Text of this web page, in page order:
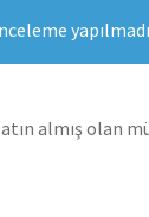
almış olan